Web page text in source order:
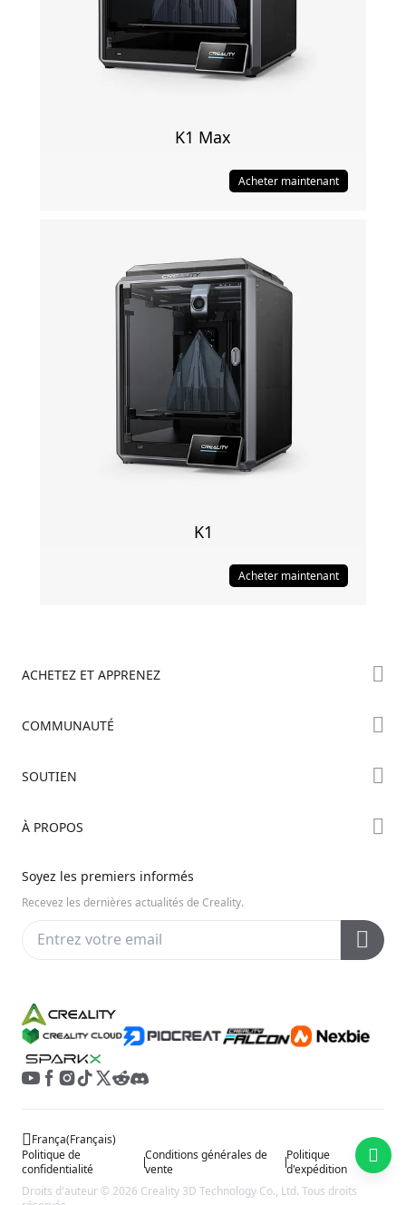
K1 Max
Acheter maintenant
K1
Acheter maintenant
ACHETEZ ET APPRENEZ
Série Hi
COMMUNAUTÉ
Discord
SOUTIEN
Centre d’Aide
Centre Vidéo
Service Après-Vente
À PROPOS
Contactez-nous
Soyez les premiers informés
Recevez les dernières actualités de Creality.
Politique de
confidentialité
Conditions générales de
vente
Politique
d'expédition
França(Français)
Droits d'auteur © 2026 Creality 3D Technology Co., Ltd. Tous droits